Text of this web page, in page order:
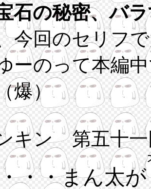
石の秘密、バ
今回のセリフ
ーのって本編
爆）
キン 第五十一
・・まん太が